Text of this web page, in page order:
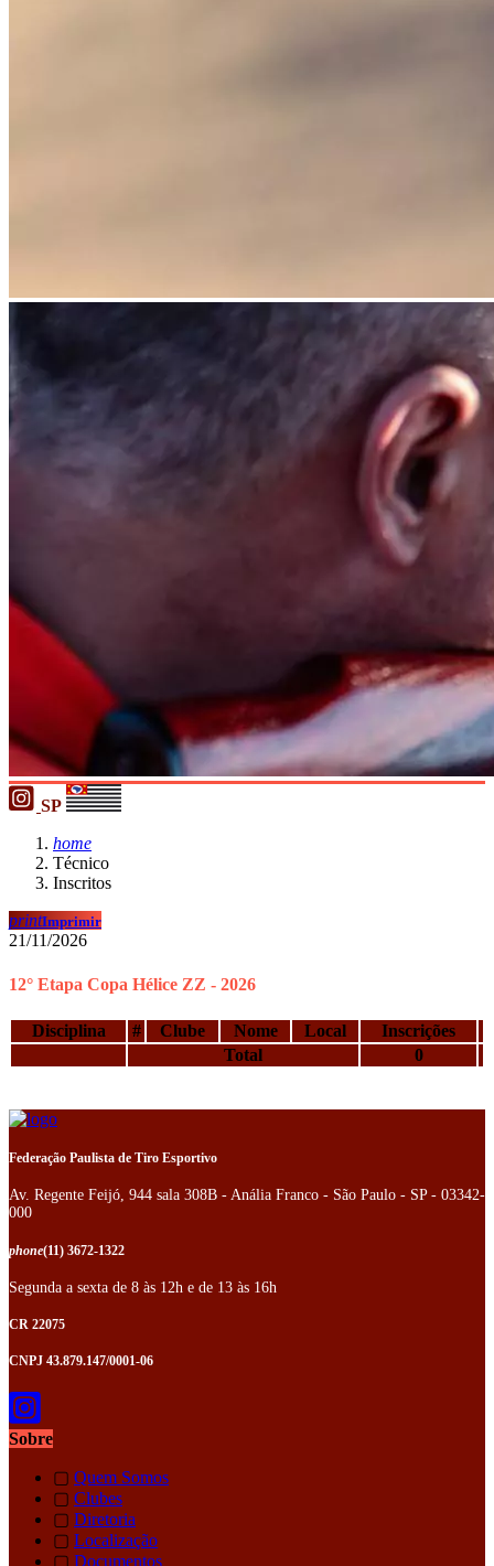
SP
home
Técnico
Inscritos
printImprimir
21/11/2026
12° Etapa Copa Hélice ZZ - 2026
Disciplina # Clube Nome Local
Inscrições
Total
0
Federação Paulista de Tiro Esportivo
Av. Regente Feijó, 944 sala 308B - Anália Franco - São Paulo - SP - 03342-
000
phone(11) 3672-1322
Segunda a sexta de 8 às 12h e de 13 às 16h
CR 22075
CNPJ 43.879.147/0001-06
Sobre
▢ Quem Somos
▢ Clubes
▢ Diretoria
▢ Localização
▢ Documentos